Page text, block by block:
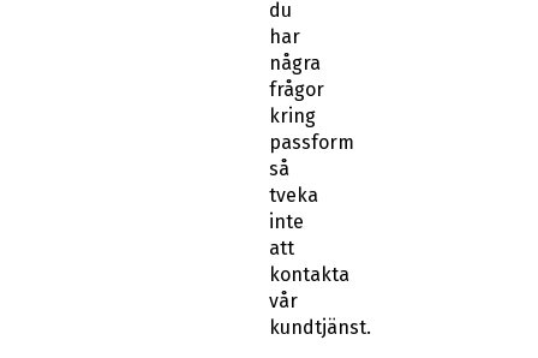
du
har
några
frågor
kring
passform
så
tveka
inte
att
kontakta
vår
kundtjänst.